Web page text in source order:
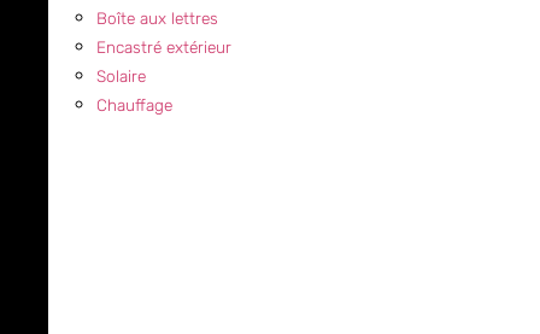
Boîte aux lettres
Encastré extérieur
Solaire
Chauffage